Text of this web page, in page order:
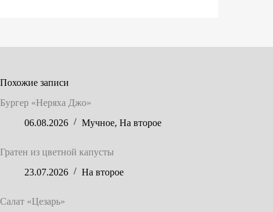
Похожие записи
Бургер «Неряха Джо»
06.08.2026
Мучное, На второе
Гратен из цветной капусты
23.07.2026
На второе
Салат «Цезарь»